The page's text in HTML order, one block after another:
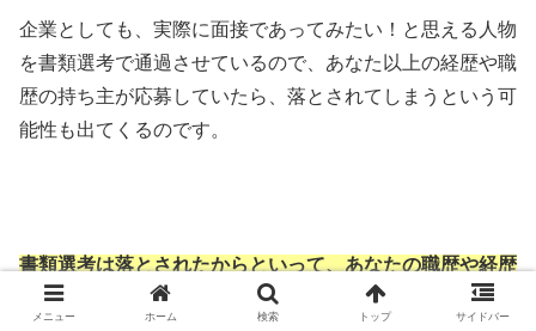
企業としても、実際に面接であってみたい！と思える人物
を書類選考で通過させているので、あなた以上の経歴や職
歴の持ち主が応募していたら、落とされてしまうという可
能性も出てくるのです。
書類選考は落とされたからといって、あなたの職歴や経歴
が否定されたというわけではありません 。
メニュー ホーム 検索 トップ サイドバー